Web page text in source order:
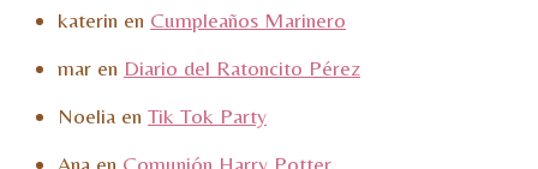
katerin en Cumpleaños Marinero
mar en Diario del Ratoncito Pérez
Noelia en Tik Tok Party
Ana en Comunión Harry Potter